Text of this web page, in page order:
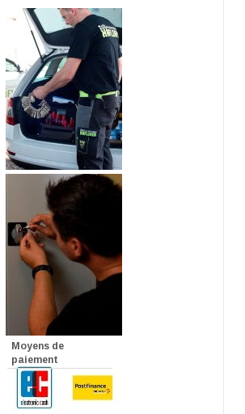
Moyens de
paiement